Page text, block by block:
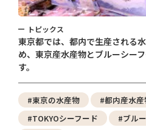
トピックス
東京都では、都内で生産される
め、東京産水産物とブルーシー
す。
#東京の水産物 #都内産水
#TOKYOシーフード
#ブル